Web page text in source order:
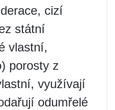
cizí
státní
vlastní,
porosty z
využívají
odumřelé